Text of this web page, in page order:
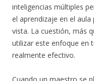
inteligencias múltiples
el aprendizaje en el
vista. La cuestión, más
utilizar este enfoque en
realmente efectivo.